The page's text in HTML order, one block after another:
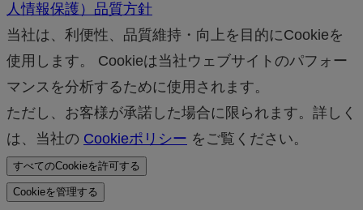
人情報保護） 品質方針
当社は、利便性、品質維持・向上を目的にCookieを
使用します。 Cookieは当社ウェブサイトのパフォー
マンスを分析するために使用されます。
ただし、お客様が承諾した場合に限られます。詳しく
は、当社の Cookieポリシー をご覧ください。
すべてのCookieを許可する
Cookieを管理する